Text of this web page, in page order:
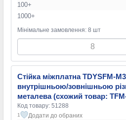
100+
1000+
Мінімальне замовлення: 8 шт
Стійка міжплатна TDYSFM-
внутрішньою/зовнішньою
металева (схожий товар:
Код товару: 51288
1 Додати до обраних